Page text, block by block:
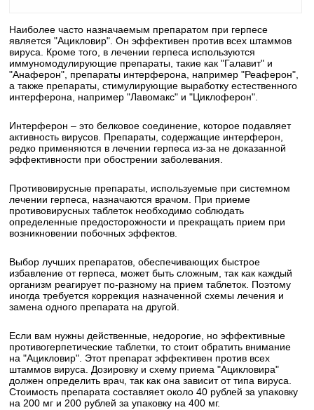
Наиболее часто назначаемым препаратом при герпесе
является "Ацикловир". Он эффективен против всех штаммов
вируса. Кроме того, в лечении герпеса используются
иммуномодулирующие препараты, такие как "Галавит" и
"Анаферон", препараты интерферона, например "Реаферон",
а также препараты, стимулирующие выработку естественного
интерферона, например "Лавомакс" и "Циклоферон".
Интерферон – это белковое соединение, которое подавляет
активность вирусов. Препараты, содержащие интерферон,
редко применяются в лечении герпеса из-за не доказанной
эффективности при обострении заболевания.
Противовирусные препараты, используемые при системном
лечении герпеса, назначаются врачом. При приеме
противовирусных таблеток необходимо соблюдать
определенные предосторожности и прекращать прием при
возникновении побочных эффектов.
Выбор лучших препаратов, обеспечивающих быстрое
избавление от герпеса, может быть сложным, так как каждый
организм реагирует по-разному на прием таблеток. Поэтому
иногда требуется коррекция назначенной схемы лечения и
замена одного препарата на другой.
Если вам нужны действенные, недорогие, но эффективные
противогерпетические таблетки, то стоит обратить внимание
на "Ацикловир". Этот препарат эффективен против всех
штаммов вируса. Дозировку и схему приема "Ацикловира"
должен определить врач, так как она зависит от типа вируса.
Стоимость препарата составляет около 40 рублей за упаковку
на 200 мг и 200 рублей за упаковку на 400 мг.